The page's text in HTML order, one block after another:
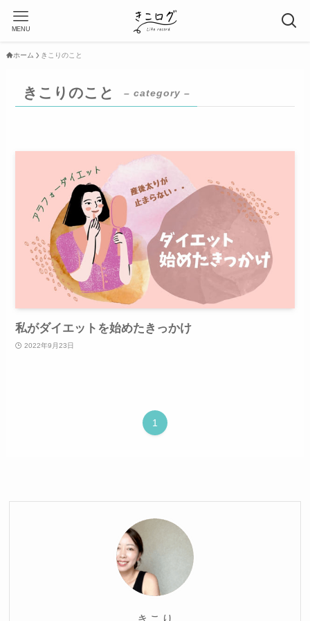
MENU
ホーム きこりのこと
きこりのこと – category –
私がダイエットを始めたきっかけ
2022年9月23日
1